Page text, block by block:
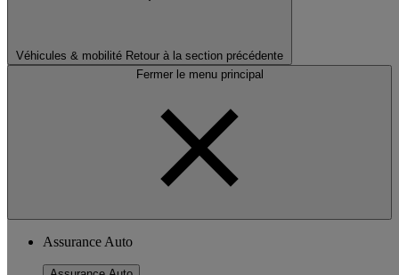
Véhicules & mobilité Retour à la section précédente
Fermer le menu principal
Assurance Auto